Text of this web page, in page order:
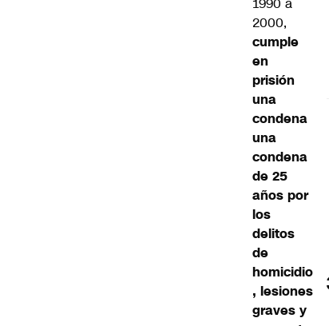
2000,
cumple
en
prisión
una
condena
una
condena
de 25
años por
los
delitos
de
homicidio
, lesiones
graves y